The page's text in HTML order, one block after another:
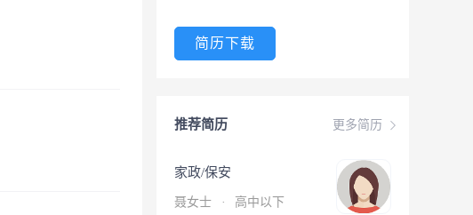
简历下载
更多简历
推荐简历
家政/保安
聂女士 · 高中以下